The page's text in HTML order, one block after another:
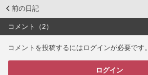
前の日記
コメント（2）
コメントを投稿するにはログインが必要です。
ログイン